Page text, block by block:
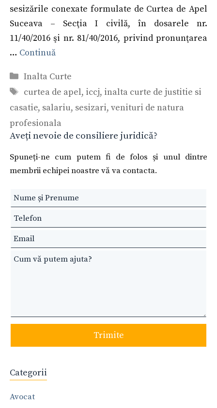
sesizările conexate formulate de Curtea de Apel
Suceava – Secţia I civilă, în dosarele nr.
11/40/2016 şi nr. 81/40/2016, privind pronunţarea
… Continuă
Categorii
Inalta Curte
Etichete
curtea de apel, iccj, inalta curte de justitie si
casatie, salariu, sesizari, venituri de natura
profesionala
Aveți nevoie de consiliere juridică?
Spuneți-ne cum putem fi de folos și unul dintre
membrii echipei noastre vă va contacta.
Leave
this
field
blank
Trimite
Categorii
Avocat